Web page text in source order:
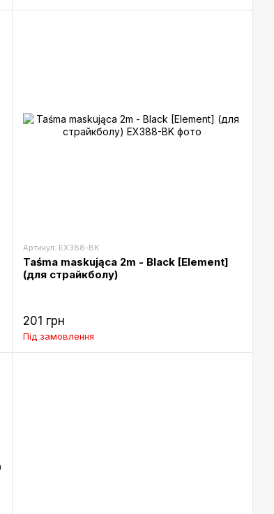
Артикул: EX388-BK
Taśma maskująca 2m - Black [Element]
(для страйкболу)
201 грн
Під замовлення